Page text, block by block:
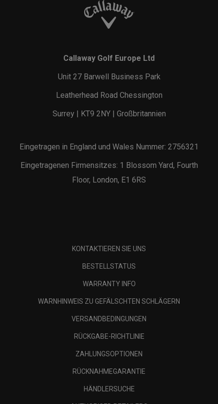
Callaway Golf Europe Ltd
Unit 27 Barwell Business Park
Leatherhead Road Chessington
Surrey | KT9 2NY | Großbritannien
Eingetragen in England und Wales Nummer: 2756321
Eingetragenen Firmensitzes: 1 Blossom Yard, Fourth
Floor, London, E1 6RS
KONTAKTIEREN SIE UNS
BESTELLSTATUS
WARRANTY INFO
WARNHINWEIS ZU GEFÄLSCHTEN SCHLÄGERN
VERSANDBEDINGUNGEN
RÜCKGABE-RICHTLINIE
ZAHLUNGSOPTIONEN
RÜCKNAHMEGARANTIE
HÄNDLERSUCHE